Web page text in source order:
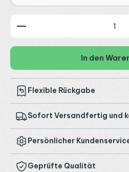
Produkt Anzahl: Gib den
In den
Flexible Rückgabe
Sofort Versandfertig und
Persönlicher
Geprüfte Qualität